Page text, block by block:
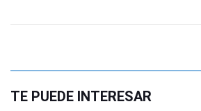
TE PUEDE INTERESAR